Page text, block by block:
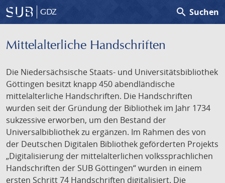
GDZ search Suchen
Mittelalterliche Handschriften
Die Niedersächsische Staats- und Universitätsbibliothek
Göttingen besitzt knapp 450 abendländische
mittelalterliche Handschriften. Die Handschriften
wurden seit der Gründung der Bibliothek im Jahr 1734
sukzessive erworben, um den Bestand der
Universalbibliothek zu ergänzen. Im Rahmen des von
der Deutschen Digitalen Bibliothek geförderten Projekts
„Digitalisierung der mittelalterlichen volkssprachlichen
Handschriften der SUB Göttingen“ wurden in einem
ersten Schritt 74 Handschriften digitalisiert. Die